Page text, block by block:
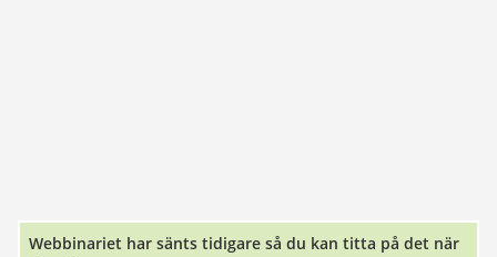
Webbinariet har sänts tidigare så du kan titta på det när